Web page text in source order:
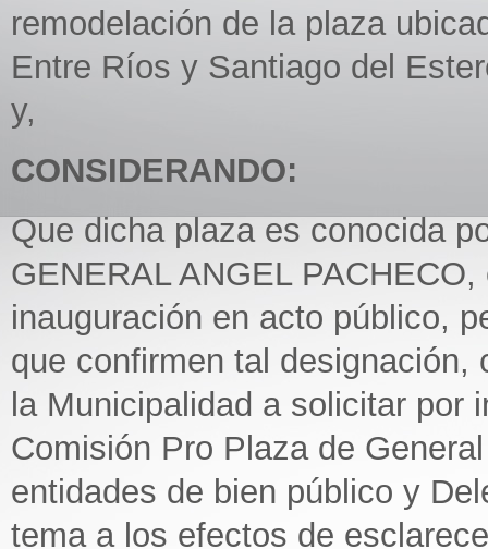
remodelación de la plaza
Entre Ríos y Santiago del
y,
CONSIDERANDO:
Que dicha plaza es conocida
GENERAL ANGEL
inauguración en acto público,
que confirmen tal
la Municipalidad a solicitar por
Comisión Pro Plaza de
entidades de bien público y
tema a los efectos de